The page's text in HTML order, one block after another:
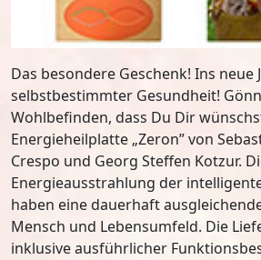
Das besondere Geschenk! Ins neue
selbstbestimmter Gesundheit!
Wohlbefinden, dass Du Dir
Energieheilplatte „Zeron” von
Crespo und Georg Steffen Kotzur.
Energieausstrahlung der
haben eine dauerhaft
Mensch und Lebensumfeld. Die
inklusive ausführlicher